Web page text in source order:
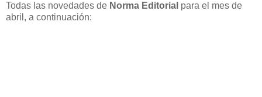
Todas las novedades de Norma Editorial para el mes de
abril, a continuación: